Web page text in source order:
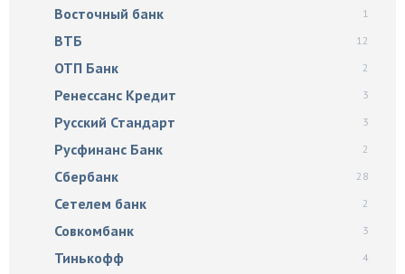
Восточный банк 1
ВТБ 12
ОТП Банк 2
Ренессанс Кредит 3
Русский Стандарт 3
Русфинанс Банк 2
Сбербанк 28
Сетелем банк 2
Совкомбанк 3
Тинькофф 4